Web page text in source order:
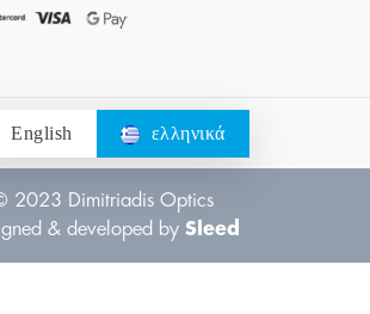
English ελληνικά
2023 Dimitriadis Optics
& developed by Sleed